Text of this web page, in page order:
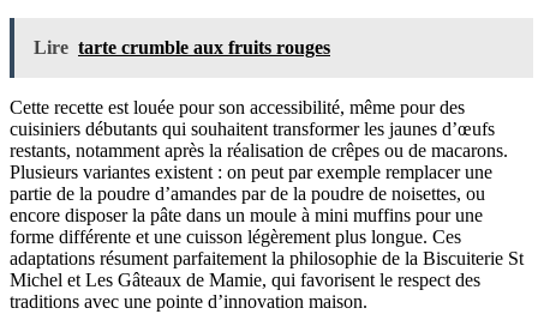
Lire tarte crumble aux fruits rouges
Cette recette est louée pour son accessibilité, même pour des
cuisiniers débutants qui souhaitent transformer les jaunes d’œufs
restants, notamment après la réalisation de crêpes ou de macarons.
Plusieurs variantes existent : on peut par exemple remplacer une
partie de la poudre d’amandes par de la poudre de noisettes, ou
encore disposer la pâte dans un moule à mini muffins pour une
forme différente et une cuisson légèrement plus longue. Ces
adaptations résument parfaitement la philosophie de la Biscuiterie St
Michel et Les Gâteaux de Mamie, qui favorisent le respect des
traditions avec une pointe d’innovation maison.